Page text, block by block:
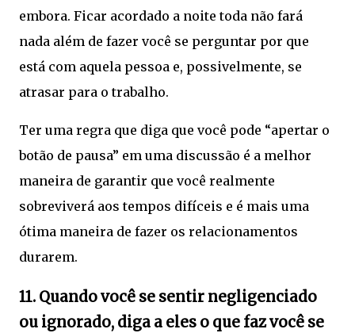
embora. Ficar acordado a noite toda não fará
nada além de fazer você se perguntar por que
está com aquela pessoa e, possivelmente, se
atrasar para o trabalho.
Ter uma regra que diga que você pode “apertar o
botão de pausa” em uma discussão é a melhor
maneira de garantir que você realmente
sobreviverá aos tempos difíceis e é mais uma
ótima maneira de fazer os relacionamentos
durarem.
11. Quando você se sentir negligenciado
ou ignorado, diga a eles o que faz você se